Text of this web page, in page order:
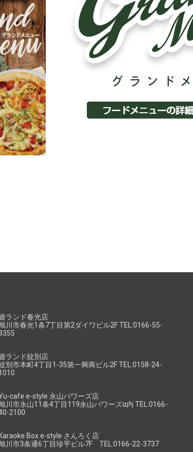
ランド春光店
川市春光1条7丁目第2ダイワビル2F TEL:0166-55-
ランド紋別店
別市本町4丁目1-35第一興商ビル2F TEL:0158-24-
cafe e-style 永山パワーズ店
川市永山11条4丁目119永山パワーズα内 TEL:0166-
2100
Karaoke Box e-style さんろく店
川市3条通6丁目珍平ビル7F TEL:0166-22-3737